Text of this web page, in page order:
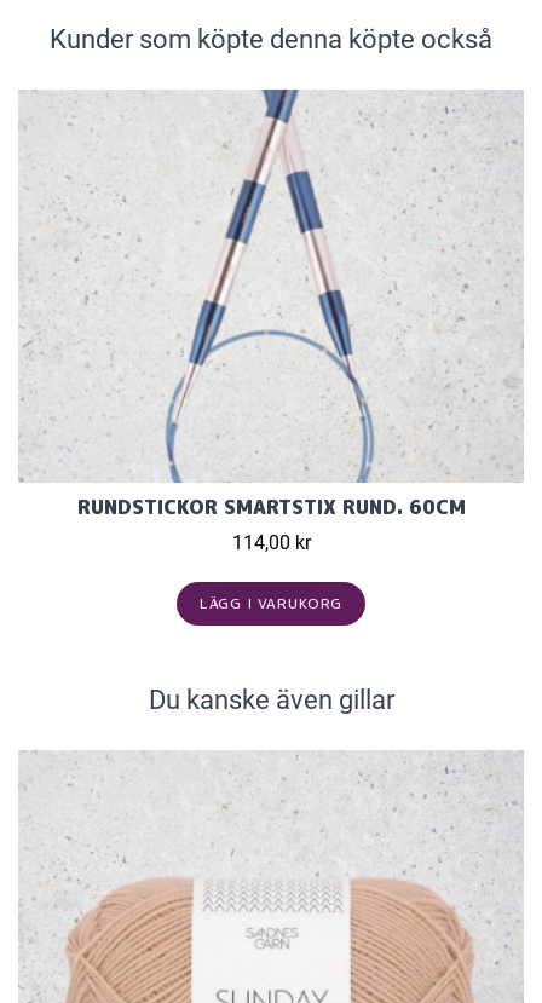
Kunder som köpte denna köpte också
RUNDSTICKOR SMARTSTIX RUND. 60CM
114,00 kr
LÄGG I VARUKORG
Du kanske även gillar